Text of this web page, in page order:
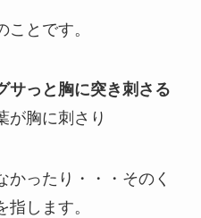
ことです。
サっと 胸に突き刺さる
胸に刺さり
かったり・・・そのく
します。